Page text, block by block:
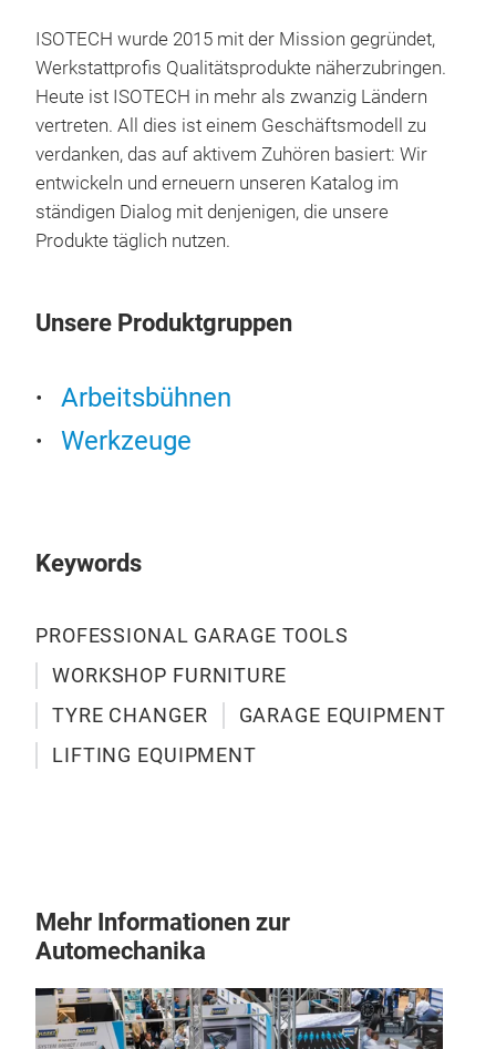
ISOTECH wurde 2015 mit der Mission gegründet,
Werkstattprofis Qualitätsprodukte näherzubringen.
Heute ist ISOTECH in mehr als zwanzig Ländern
vertreten. All dies ist einem Geschäftsmodell zu
verdanken, das auf aktivem Zuhören basiert: Wir
entwickeln und erneuern unseren Katalog im
ständigen Dialog mit denjenigen, die unsere
Produkte täglich nutzen.
Unsere Produktgruppen
Arbeitsbühnen
Werkzeuge
Keywords
PROFESSIONAL GARAGE TOOLS
WORKSHOP FURNITURE
TYRE CHANGER
GARAGE EQUIPMENT
LIFTING EQUIPMENT
Mehr Informationen zur
Automechanika